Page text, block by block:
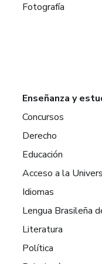
Fotografía
Enseñanza y
Concursos
Derecho
Educación
Acceso a la
Idiomas
Lengua Brasileña
Literatura
Política